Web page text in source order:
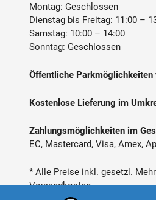
Montag: Geschlossen
Dienstag bis Freitag: 11:00 –
Samstag: 10:00 – 14:00
Sonntag: Geschlossen
Öffentliche Parkmöglichkeiten
Kostenlose Lieferung im
Zahlungsmöglichkeiten im
EC, Mastercard, Visa, Amex,
* Alle Preise inkl. gesetzl.
Versandkosten